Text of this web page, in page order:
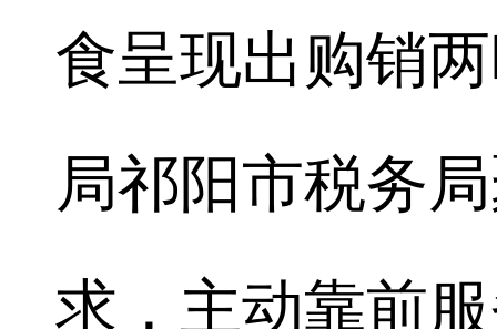
食呈现出购销
局祁阳市税务
求，主动靠前